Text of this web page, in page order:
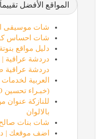
المواقع الأفضل تقييماً
شات موسيقى
شات احساس
دليل مواقع
دردشة عراقية
دردشة عراقية
العربية
(خبـراء تحسين S E O )
بالالوان
شات بنات
اضف موقعك |